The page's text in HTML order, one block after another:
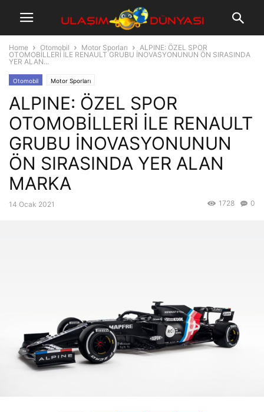
Home Otomobil Motor Sporları
ALPINE: ÖZEL SPOR
OTOMOBİLLERİ İLE RENAULT GRUBU İNOVASYONUNUN ÖN SIRASINDA
YER ALAN...
Otomobil Motor Sporları
ALPINE: ÖZEL SPOR
OTOMOBİLLERİ İLE RENAULT
GRUBU İNOVASYONUNUN
ÖN SIRASINDA YER ALAN
MARKA
14 Ocak 2021 0
1728